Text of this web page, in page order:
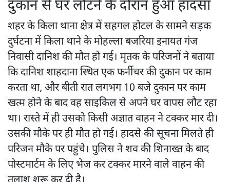
दुकान से घर लौटने के दौरान हुआ हादसा
शहर के किला थाना क्षेत्र में सहगल होटल के सामने सड़क
दुर्घटना में किला थाने के मोहल्ला बजरिया इनायत गंज
निवासी दानिश की मौत हो गई। मृतक के परिजनों ने बताया
कि दानिश शाहदाना स्थित एक फर्नीचर की दुकान पर काम
करता था, और बीती रात लगभग 10 बजे दुकान पर काम
खत्म होने के बाद वह साइकिल से अपने घर वापस लौट रहा
था। रास्ते में ही उसको किसी अज्ञात वाहन ने टक्कर मार दी।
उसकी मौके पर ही मौत हो गई। हादसे की सूचना मिलते ही
परिजन मौके पर पहुंचे। पुलिस ने शव की शिनाख्त के बाद
पोस्टमार्टम के लिए भेज कर टक्कर मारने वाले वाहन की